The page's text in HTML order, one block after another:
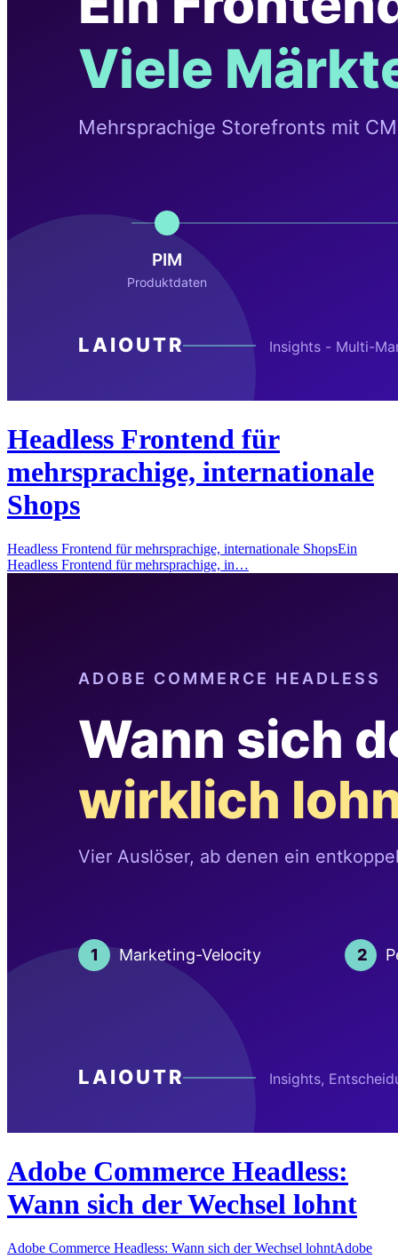
Headless Frontend für
mehrsprachige, internationale
Shops
Headless Frontend für mehrsprachige, internationale ShopsEin
Headless Frontend für mehrsprachige, in…
Adobe Commerce Headless:
Wann sich der Wechsel lohnt
Adobe Commerce Headless: Wann sich der Wechsel lohntAdobe